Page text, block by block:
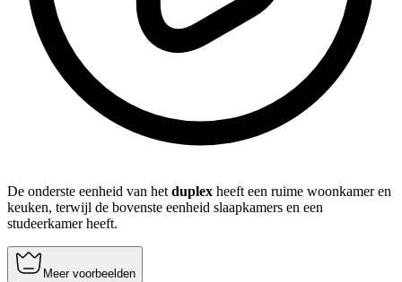
De onderste eenheid van het duplex heeft een ruime woonkamer en
keuken, terwijl de bovenste eenheid slaapkamers en een
studeerkamer heeft.
Meer voorbeelden